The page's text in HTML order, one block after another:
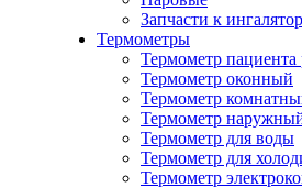
Запчасти к
Термометры
Термометр пациента
Термометр оконный
Термометр
Термометр
Термометр для воды
Термометр для
Термометр